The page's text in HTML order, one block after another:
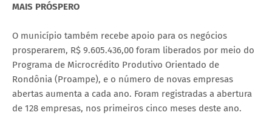
MAIS PRÓSPERO
O município também recebe apoio para os negócios
prosperarem, R$ 9.605.436,00 foram liberados por meio do
Programa de Microcrédito Produtivo Orientado de
Rondônia (Proampe), e o número de novas empresas
abertas aumenta a cada ano. Foram registradas a abertura
de 128 empresas, nos primeiros cinco meses deste ano.